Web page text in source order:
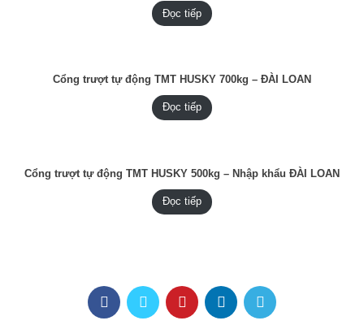
Đọc tiếp
Cổng trượt tự động TMT HUSKY 700kg – ĐÀI LOAN
Đọc tiếp
Cổng trượt tự động TMT HUSKY 500kg – Nhập khẩu ĐÀI LOAN
Đọc tiếp